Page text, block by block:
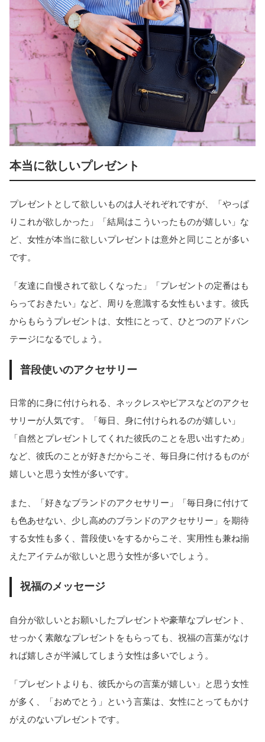
本当に欲しいプレゼント
プレゼントとして欲しいものは人それぞれですが、「やっぱ
りこれが欲しかった」「結局はこういったものが嬉しい」な
ど、女性が本当に欲しいプレゼントは意外と同じことが多い
です。
「友達に自慢されて欲しくなった」「プレゼントの定番はも
らっておきたい」など、周りを意識する女性もいます。彼氏
からもらうプレゼントは、女性にとって、ひとつのアドバン
テージになるでしょう。
普段使いのアクセサリー
日常的に身に付けられる、ネックレスやピアスなどのアクセ
サリーが人気です。「毎日、身に付けられるのが嬉しい」
「自然とプレゼントしてくれた彼氏のことを思い出すため」
など、彼氏のことが好きだからこそ、毎日身に付けるものが
嬉しいと思う女性が多いです。
また、「好きなブランドのアクセサリー」「毎日身に付けて
も色あせない、少し高めのブランドのアクセサリー」を期待
する女性も多く、普段使いをするからこそ、実用性も兼ね揃
えたアイテムが欲しいと思う女性が多いでしょう。
祝福のメッセージ
自分が欲しいとお願いしたプレゼントや豪華なプレゼント、
せっかく素敵なプレゼントをもらっても、祝福の言葉がなけ
れば嬉しさが半減してしまう女性は多いでしょう。
「プレゼントよりも、彼氏からの言葉が嬉しい」と思う女性
が多く、「おめでとう」という言葉は、女性にとってもかけ
がえのないプレゼントです。